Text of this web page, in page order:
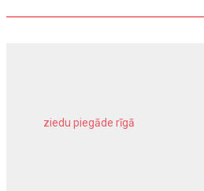
ziedu piegāde rīgā